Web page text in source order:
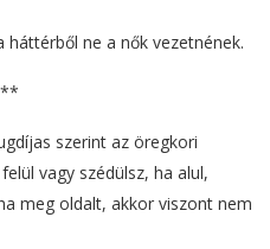
ne a nők vezetnének.
szerint az öregkori
vagy szédülsz, ha alul,
meg oldalt, akkor viszont nem